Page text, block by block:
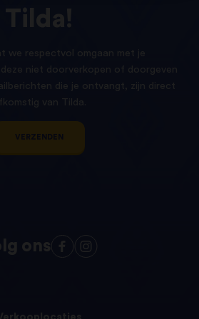
Tilda!
we respectvol omgaan met je
niet doorverkopen of doorgeven
die je ontvangt, zijn direct
van Tilda.
VERZENDEN
ons